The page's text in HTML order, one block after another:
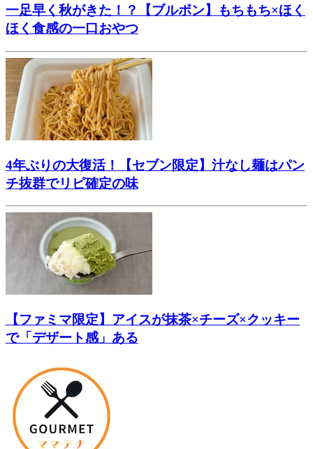
一足早く秋がきた！？【ブルボン】もちもち×ほく
ほく食感の一口おやつ
4年ぶりの大復活！【セブン限定】汁なし麺はパン
チ抜群でリピ確定の味
【ファミマ限定】アイスが抹茶×チーズ×クッキー
で「デザート感」ある